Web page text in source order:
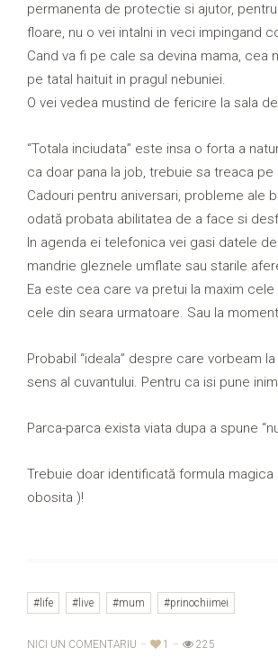
permanenta de protectie si ajutor,
floare, nu o vei intalni in veci impingand
Cand va fi pe cale sa devina mama,
pe tatal haituit in pragul nebuniei.
O vei vedea mustind de fericire la sala
“Totala inciudata” este insa o forta a
ca doar pana la job, trebuie sa treaca
Cadouri pentru aniversari, probleme ale
odată probata abilitatea de a face si
In agenda ei telefonica vei gasi datele
mandrie gleznele umflate sau starile
Ea este cea care va pretui la maxim
cele din seara urmatoare. Sau la
Probabil “ideala” despre care vorbeam
sens al cuvantului. Pentru ca isi pune
Parca-parca exista viata dupa a spune
Trebuie doar identificată formula
obosita )!
#life #live #mum #prinochiimei
NICI UN COMENTARIU 1 225